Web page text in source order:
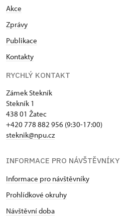
Akce
Zprávy
Publikace
Kontakty
RYCHLÝ KONTAKT
Zámek Stekník
Stekník 1
438 01 Žatec
+420 778 882 956 (9:30-17:00)
steknik@npu.cz
INFORMACE PRO NÁVŠTĚVNÍKY
Informace pro návštěvníky
Prohlídkové okruhy
Návštěvní doba